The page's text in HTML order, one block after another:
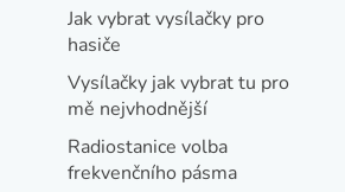
r
v
k
y
v
Jak vybrat vysílačky pro
hasiče
Vysílačky jak vybrat tu pro
mě nejvhodnější
Radiostanice volba
frekvenčního pásma